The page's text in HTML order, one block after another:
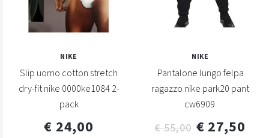
NIKE
Slip uomo cotton stretch
dry-fit nike 0000ke1084 2-
pack
€ 24,00
NIKE
Pantalone lungo felpa
ragazzo nike park20 pant
cw6909
€ 55,00 € 27,50